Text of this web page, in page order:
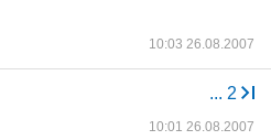
10:03 26.08.2007
... 2
10:01 26.08.2007